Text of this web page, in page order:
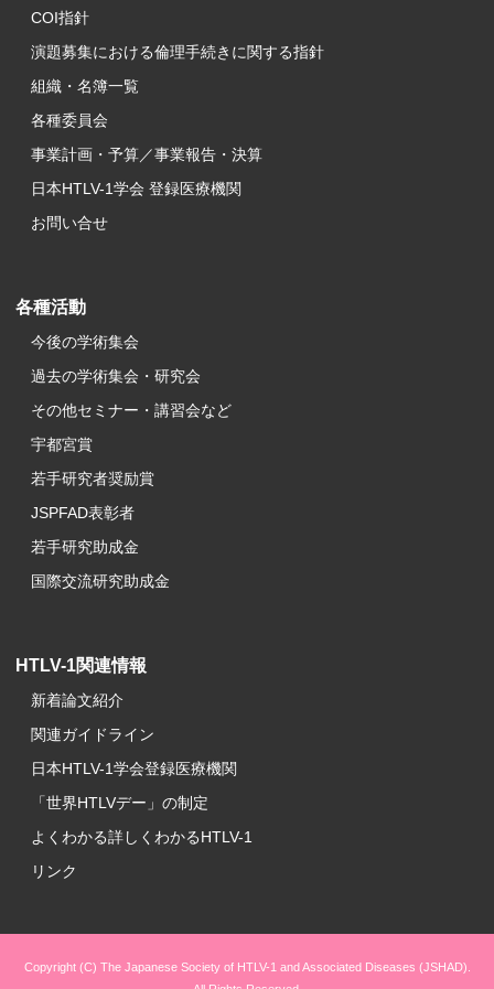
COI指針
演題募集における倫理手続きに関する指針
組織・名簿一覧
各種委員会
事業計画・予算／事業報告・決算
日本HTLV-1学会 登録医療機関
お問い合せ
各種活動
今後の学術集会
過去の学術集会・研究会
その他セミナー・講習会など
宇都宮賞
若手研究者奨励賞
JSPFAD表彰者
若手研究助成金
国際交流研究助成金
HTLV-1関連情報
新着論文紹介
関連ガイドライン
日本HTLV-1学会登録医療機関
「世界HTLVデー」の制定
よくわかる詳しくわかるHTLV-1
リンク
Copyright (C) The Japanese Society of HTLV-1 and Associated Diseases (JSHAD).